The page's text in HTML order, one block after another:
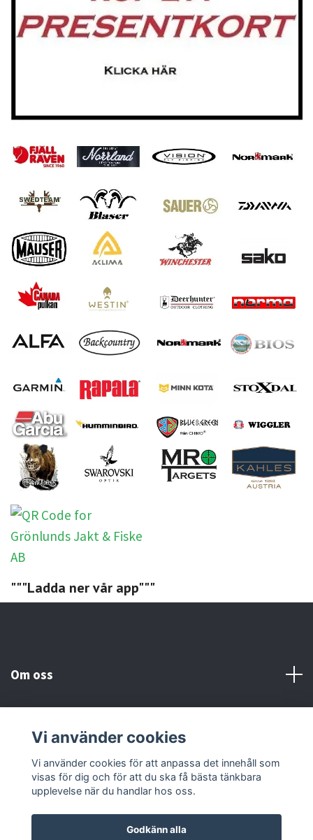
"""Ladda ner vår app"""
Om oss
Sociala medier
Vi använder cookies
Vi använder cookies för att anpassa det innehåll som
visas för dig och för att du ska få bästa tänkbara
upplevelse när du handlar hos oss.
Godkänn alla